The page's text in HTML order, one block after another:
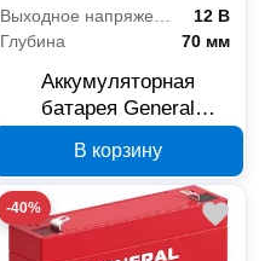
12 В
Глубина
70 мм
Аккумуляторная
батарея General
4.5 Ач
В корзину
-40%